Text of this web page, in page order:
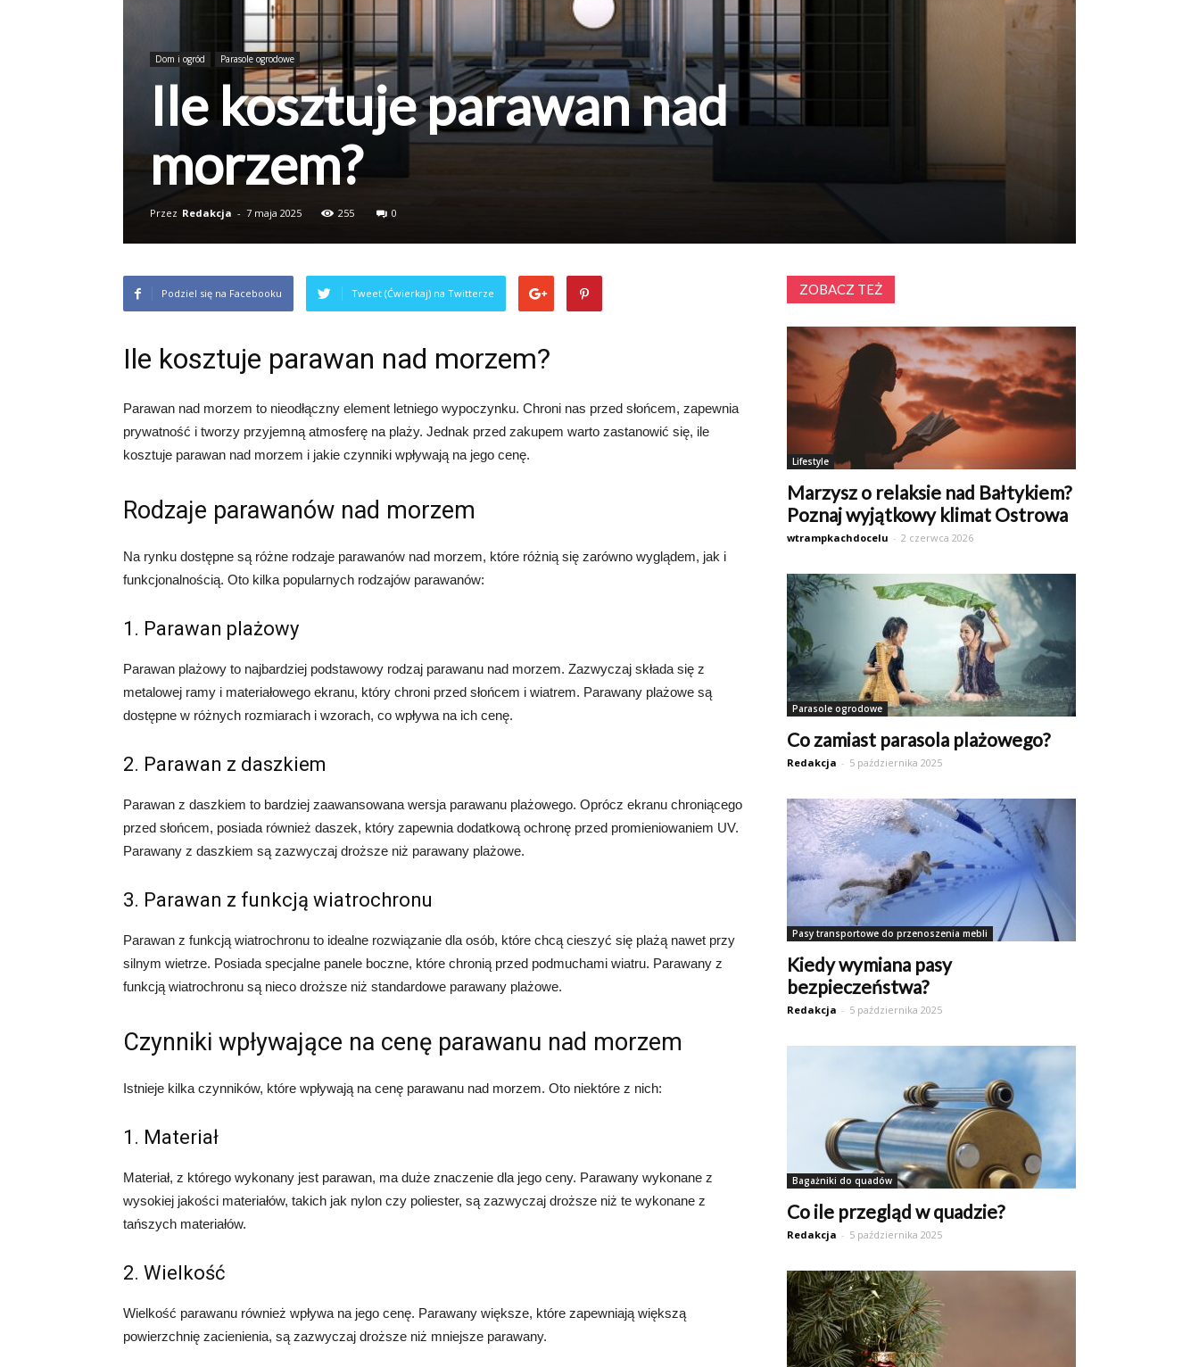
Dom i ogród Parasole ogrodowe
Ile kosztuje parawan nad
morzem?
Przez Redakcja - 7 maja 2025 255 0
Podziel się na Facebooku Tweet (Ćwierkaj) na Twitterze
Ile kosztuje parawan nad morzem?
Parawan nad morzem to nieodłączny element letniego wypoczynku. Chroni nas przed słońcem, zapewnia
prywatność i tworzy przyjemną atmosferę na plaży. Jednak przed zakupem warto zastanowić się, ile
kosztuje parawan nad morzem i jakie czynniki wpływają na jego cenę.
Rodzaje parawanów nad morzem
Na rynku dostępne są różne rodzaje parawanów nad morzem, które różnią się zarówno wyglądem, jak i
funkcjonalnością. Oto kilka popularnych rodzajów parawanów:
1. Parawan plażowy
Parawan plażowy to najbardziej podstawowy rodzaj parawanu nad morzem. Zazwyczaj składa się z
metalowej ramy i materiałowego ekranu, który chroni przed słońcem i wiatrem. Parawany plażowe są
dostępne w różnych rozmiarach i wzorach, co wpływa na ich cenę.
2. Parawan z daszkiem
Parawan z daszkiem to bardziej zaawansowana wersja parawanu plażowego. Oprócz ekranu chroniącego
przed słońcem, posiada również daszek, który zapewnia dodatkową ochronę przed promieniowaniem UV.
Parawany z daszkiem są zazwyczaj droższe niż parawany plażowe.
3. Parawan z funkcją wiatrochronu
Parawan z funkcją wiatrochronu to idealne rozwiązanie dla osób, które chcą cieszyć się plażą nawet przy
silnym wietrze. Posiada specjalne panele boczne, które chronią przed podmuchami wiatru. Parawany z
funkcją wiatrochronu są nieco droższe niż standardowe parawany plażowe.
Czynniki wpływające na cenę parawanu nad morzem
Istnieje kilka czynników, które wpływają na cenę parawanu nad morzem. Oto niektóre z nich:
1. Materiał
Materiał, z którego wykonany jest parawan, ma duże znaczenie dla jego ceny. Parawany wykonane z
wysokiej jakości materiałów, takich jak nylon czy poliester, są zazwyczaj droższe niż te wykonane z
tańszych materiałów.
2. Wielkość
Wielkość parawanu również wpływa na jego cenę. Parawany większe, które zapewniają większą
powierzchnię zacienienia, są zazwyczaj droższe niż mniejsze parawany.
ZOBACZ TEŻ
Lifestyle
Marzysz o relaksie nad Bałtykiem?
Poznaj wyjątkowy klimat Ostrowa
wtrampkachdocelu - 2 czerwca 2026
Parasole ogrodowe
Co zamiast parasola plażowego?
Redakcja - 5 października 2025
Pasy transportowe do przenoszenia mebli
Kiedy wymiana pasy
bezpieczeństwa?
Redakcja - 5 października 2025
Bagażniki do quadów
Co ile przegląd w quadzie?
Redakcja - 5 października 2025